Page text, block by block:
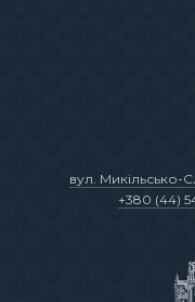
вул. Микільсько-
+380 (44)